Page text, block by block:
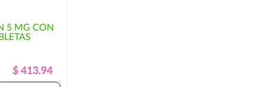
5 MG CON
Precio
Regular
Precio
$ 413.94